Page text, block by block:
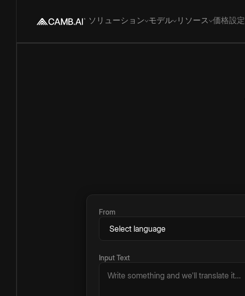
ソリューション モデル リソース 価格設定
From
Input Text